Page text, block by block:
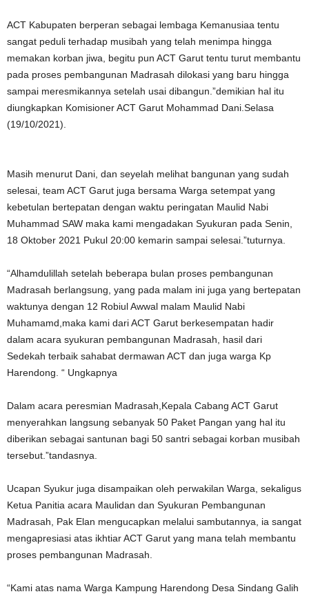
ACT Kabupaten berperan sebagai lembaga Kemanusiaa tentu
sangat peduli terhadap musibah yang telah menimpa hingga
memakan korban jiwa, begitu pun ACT Garut tentu turut membantu
pada proses pembangunan Madrasah dilokasi yang baru hingga
sampai meresmikannya setelah usai dibangun.”demikian hal itu
diungkapkan Komisioner ACT Garut Mohammad Dani.Selasa
(19/10/2021).
Masih menurut Dani, dan seyelah melihat bangunan yang sudah
selesai, team ACT Garut juga bersama Warga setempat yang
kebetulan bertepatan dengan waktu peringatan Maulid Nabi
Muhammad SAW maka kami mengadakan Syukuran pada Senin,
18 Oktober 2021 Pukul 20:00 kemarin sampai selesai.”tuturnya.
“Alhamdulillah setelah beberapa bulan proses pembangunan
Madrasah berlangsung, yang pada malam ini juga yang bertepatan
waktunya dengan 12 Robiul Awwal malam Maulid Nabi
Muhamamd,maka kami dari ACT Garut berkesempatan hadir
dalam acara syukuran pembangunan Madrasah, hasil dari
Sedekah terbaik sahabat dermawan ACT dan juga warga Kp
Harendong. “ Ungkapnya
Dalam acara peresmian Madrasah,Kepala Cabang ACT Garut
menyerahkan langsung sebanyak 50 Paket Pangan yang hal itu
diberikan sebagai santunan bagi 50 santri sebagai korban musibah
tersebut.”tandasnya.
Ucapan Syukur juga disampaikan oleh perwakilan Warga, sekaligus
Ketua Panitia acara Maulidan dan Syukuran Pembangunan
Madrasah, Pak Elan mengucapkan melalui sambutannya, ia sangat
mengapresiasi atas ikhtiar ACT Garut yang mana telah membantu
proses pembangunan Madrasah.
“Kami atas nama Warga Kampung Harendong Desa Sindang Galih